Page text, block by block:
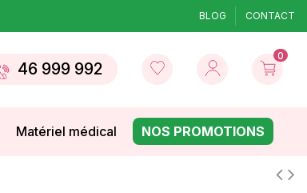
BLOG CONTACT
46 999 992
0
Matériel médical NOS PROMOTIONS